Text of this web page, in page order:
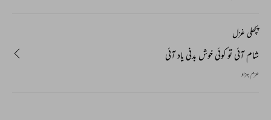
پچھلی غزل
شام آئی تو کوئی خوش بدنی یاد آئی
عزم بہزاد